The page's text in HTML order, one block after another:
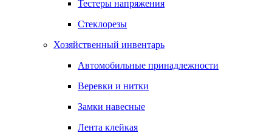
Тестеры напряжения
Стеклорезы
Хозяйственный инвентарь
Автомобильные принадлежности
Веревки и нитки
Замки навесные
Лента клейкая